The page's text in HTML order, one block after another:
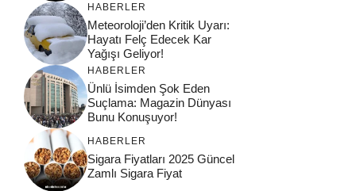
HABERLER
Meteoroloji’den Kritik Uyarı:
Hayatı Felç Edecek Kar
Yağışı Geliyor!
HABERLER
Ünlü İsimden Şok Eden
Suçlama: Magazin Dünyası
Bunu Konuşuyor!
HABERLER
Sigara Fiyatları 2025 Güncel
Zamlı Sigara Fiyat